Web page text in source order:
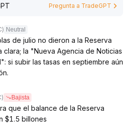
Pregunta a TradeGPT
Neutral
de julio no dieron a la Reserva
clara; la "Nueva Agencia de Noticias
si subir las tasas en septiembre aún
Bajista
que el balance de la Reserva
$1.5 billones